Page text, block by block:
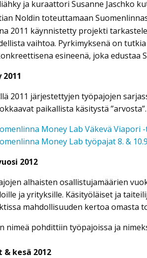
ja kuraattori Susanne Jaschko
Noldin toteuttamaan
2011 käynnistetty projekti
vaihtoa. Pyrkimyksenä on
esineenä, joka edustaa
2011
2011 järjestettyjen työpajojen
paikallista käsitystä ”arvosta”.
Money Lab Väkevä Viapori
Money Lab työpajat 8. &
2012
alhaisten osallistujamäärien
ja yrityksille. Käsityöläiset ja
mahdollisuuden kertoa omasta
nimeä pohdittiin työpajoissa ja
& kesä 2012